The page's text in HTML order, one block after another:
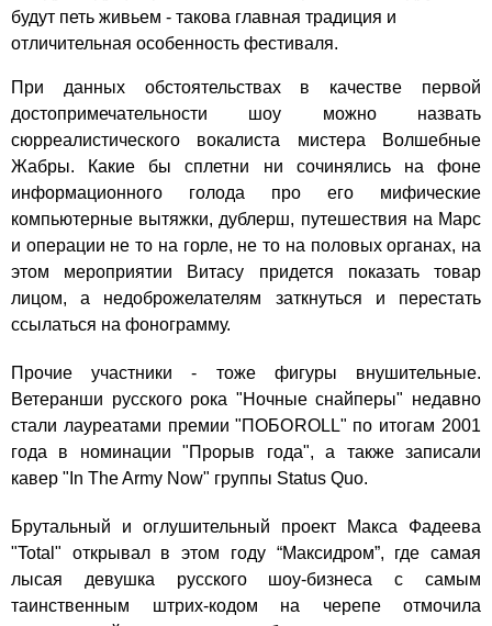
будут петь живьем - такова главная традиция и
отличительная особенность фестиваля.
При данных обстоятельствах в качестве первой
достопримечательности шоу можно назвать
сюрреалистического вокалиста мистера Волшебные
Жабры. Какие бы сплетни ни сочинялись на фоне
информационного голода про его мифические
компьютерные вытяжки, дублерш, путешествия на Марс
и операции не то на горле, не то на половых органах, на
этом мероприятии Витасу придется показать товар
лицом, а недоброжелателям заткнуться и перестать
ссылаться на фонограмму.
Прочие участники - тоже фигуры внушительные.
Ветеранши русского рока "Ночные снайперы" недавно
стали лауреатами премии "ПОБОRОLL" по итогам 2001
года в номинации "Прорыв года", а также записали
кавер "In The Army Now" группы Status Quo.
Брутальный и оглушительный проект Макса Фадеева
"Total" открывал в этом году “Максидром”, где самая
лысая девушка русского шоу-бизнеса с самым
таинственным штрих-кодом на черепе отмочила